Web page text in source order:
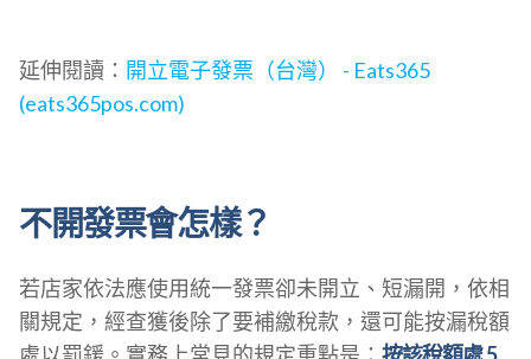
延伸閱讀： 開立電子發票（台灣） - Eats365
(eats365pos.com)
不開發票會怎樣？
若店家依法應使用統一發票卻未開立、短漏開，依相
關規定，經查獲後除了要補繳稅款，還可能按漏稅額